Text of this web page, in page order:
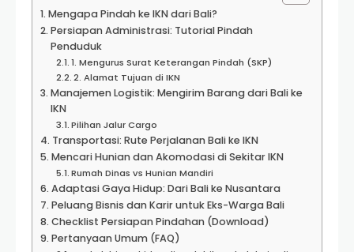
Mengapa Pindah ke IKN dari Bali?
Persiapan Administrasi: Tutorial Pindah
Penduduk
1. Mengurus Surat Keterangan Pindah (SKP)
2. Alamat Tujuan di IKN
Manajemen Logistik: Mengirim Barang dari Bali ke
IKN
Pilihan Jalur Cargo
Transportasi: Rute Perjalanan Bali ke IKN
Mencari Hunian dan Akomodasi di Sekitar IKN
Rumah Dinas vs Hunian Mandiri
Adaptasi Gaya Hidup: Dari Bali ke Nusantara
Peluang Bisnis dan Karir untuk Eks-Warga Bali
Checklist Persiapan Pindahan (Download)
Pertanyaan Umum (FAQ)